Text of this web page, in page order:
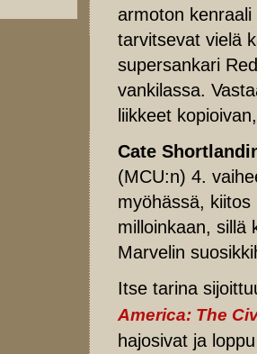
armoton
tarvitsevat vielä
supersankari
vankilassa.
liikkeet
Cate
(MCU:n) 4.
myöhässä,
milloinkaan, sillä
Marvelin
Itse tarina
America: The
hajosivat ja